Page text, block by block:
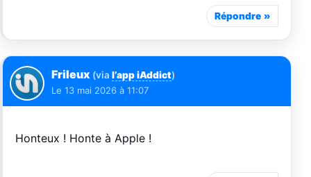
Répondre
Frileux (via l’app iAddict)
Le 13 mai 2026 à 11:07
Honteux ! Honte à Apple !